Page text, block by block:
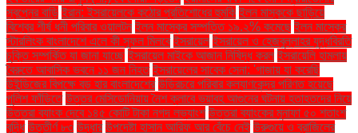
স্বপ্নের বাড়ি ইরান: ইসরায়েলকে কঠোর প্রতিশোধের হুমকি ইলন মাস্ককে ছাড়িয়ে
বিশ্বের শীর্ষ ধনী পরিবার ওয়ালটন ইলন মাস্কের সম্পত্তি ১৯.২% কমেছে ইলন মাস্কের
স্টারলিংক বাংলাদেশে এলে কী সুফল মিলবে ইসরায়েল ইসরায়েল ও হেজবুল্লাহর যুদ্ধবিরতি
চুক্তি সম্পর্কিত যা জানা যাচ্ছে ইসরায়েল মাইকে আজান নিষিদ্ধ করল ইসরায়েলি হামলায়
বৈরুতে আবাসিক ভবনে ১১ জন নিহত ইসরায়েলের সাবেক সেনা: 'গাজায় যা করেছি
উইন্ডিজের বিপক্ষে বড় হার বাংলাদেশের উড়িরচরে পরিবার কল্যাণকেন্দ্র পরিণত হয়েছে
পুলিশ ফাঁড়িতে উত্তর মেসিডোনিয়ায় নৈশ ক্লাবে ভয়াবহ আগুনের ঘটনায় হতাহতদের নিয়ে
উত্তরা ব্যাংক দেবে ১৪৫ কোটি টাকা নগদ লভ্যাংশ উত্তরা ব্যাংকের মুনাফা ৫০ শতাংশ
বৃদ্ধি উত্তীর্ণ ৮৩ উদ্ধার উপদেষ্টা হাসান আরিফ আর বেঁচে নেই উরুগুয়ে ও ব্রাজিলের